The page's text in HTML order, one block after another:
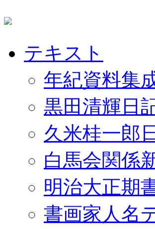
テキスト
年紀資料集
黒田清輝日
久米桂一郎
白馬会関係
明治大正期
書画家人名